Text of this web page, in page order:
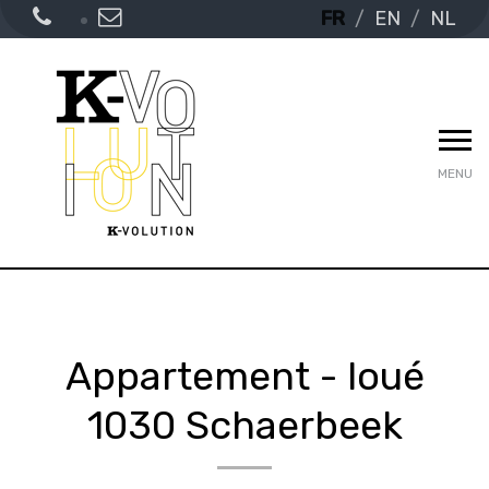
FR EN NL
MENU
Appartement - loué
1030 Schaerbeek